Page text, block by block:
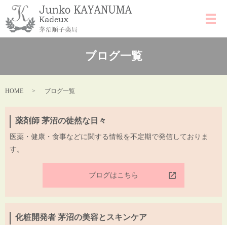
ブログ一覧
HOME ブログ一覧
薬剤師 茅沼の徒然な日々
医薬・健康・食事などに関する情報を不定期で発信しておりま
す。
ブログはこちら
化粧開発者 茅沼の美容とスキンケア